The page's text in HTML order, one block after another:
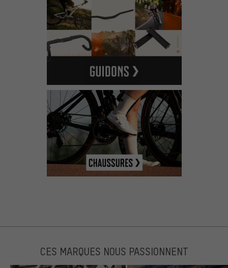
CES MARQUES NOUS PASSIONNENT